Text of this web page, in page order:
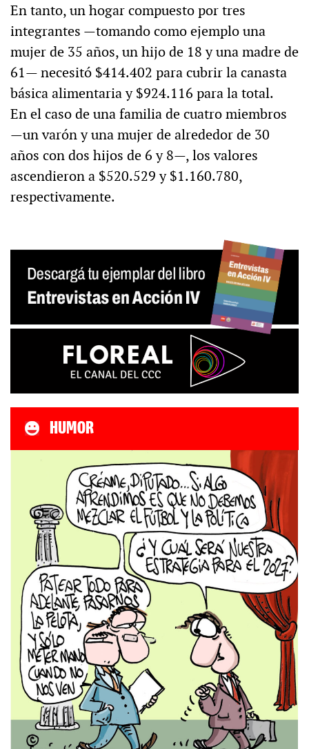
En tanto, un hogar compuesto por tres
integrantes —tomando como ejemplo una
mujer de 35 años, un hijo de 18 y una madre de
61— necesitó $414.402 para cubrir la canasta
básica alimentaria y $924.116 para la total.
En el caso de una familia de cuatro miembros
—un varón y una mujer de alrededor de 30
años con dos hijos de 6 y 8—, los valores
ascendieron a $520.529 y $1.160.780,
respectivamente.
HUMOR